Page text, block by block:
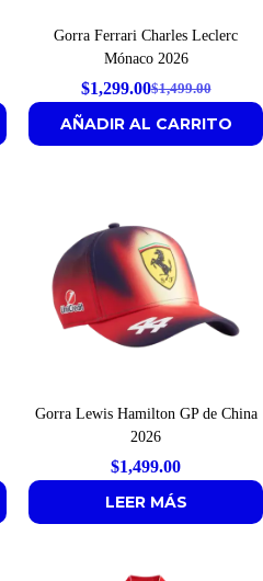
Gorra Ferrari Charles Leclerc
Mónaco 2026
$1,499.00
Original
price
$1,299.00
Current
price
AÑADIR AL CARRITO
Gorra Lewis Hamilton GP de China
2026
$1,499.00
LEER MÁS